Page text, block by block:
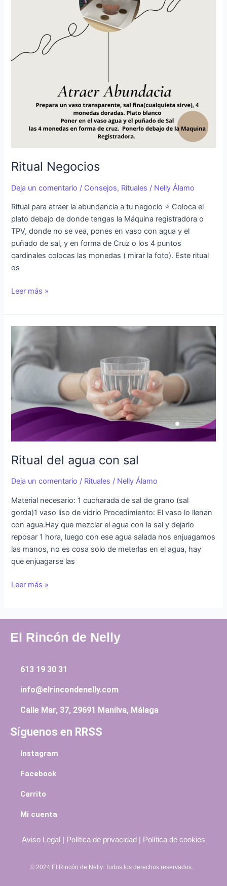
Ritual Negocios
Deja un comentario / Consejos, Rituales / Nelly Álamo
Ritual para atraer la abundancia a tu negocio ⭐️ Coloca el
plato debajo de donde tengas la Máquina registradora o
TPV, donde no se vea, pones en vaso con agua y el
puñado de sal, y en forma de Cruz o los 4 puntos
cardinales colocas las monedas ( mirar la foto). Este ritual
os
Leer más »
Ritual del agua con sal
Deja un comentario / Rituales / Nelly Álamo
Material necesario: 1 cucharada de sal de grano (sal
gorda)1 vaso liso de vidrio Procedimiento: El vaso lo llenan
con agua.Hay que mezclar el agua con la sal y dejarlo
reposar 1 hora, luego con ese agua salada nos enjuagamos
las manos, no es cosa solo de meterlas en el agua, hay
que enjuagarse las
del
agua
con
sal
Leer más »
El Rincón de Nelly
613 19 30 31
info@elrincondenelly.com
Calle Mar, 37, 29691 Manilva, Málaga
Síguenos en RRSS
Instagram
Facebook
Carrito
Mi cuenta
Aviso Legal | Política de privacidad | Política de cookies
© 2024 El Rincón de Nelly. Todos los derechos reservados.